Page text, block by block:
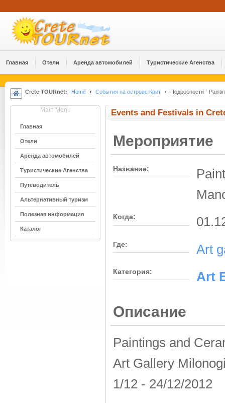
Главная Отели Аренда автомобилей Туристические Агенства
Crete TOURnet: Home События на острове Крит Подробности -
Main Menu
Главная
Отели
Аренда автомобилей
Туристические Агенства
Путеводитель
Альтернативный туризм
Полезная информация
Каталог
Events and Festivals in
Мероприятие
Название:
Когда:
Где: Art
Категория: Αrt
Описание
Paintings and
Art Gallery
1/12 - 24/12/2012